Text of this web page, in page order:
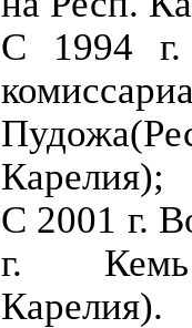
С 1994 г.
Карелия);
С 2001 г.
г. Кемь
Карелия).